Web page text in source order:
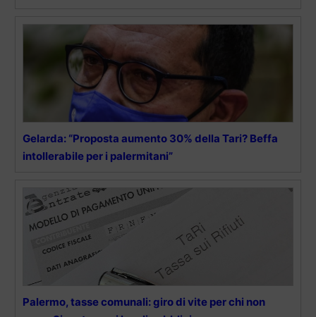
Gelarda: “Proposta aumento 30% della Tari? Beffa
intollerabile per i palermitani”
Palermo, tasse comunali: giro di vite per chi non